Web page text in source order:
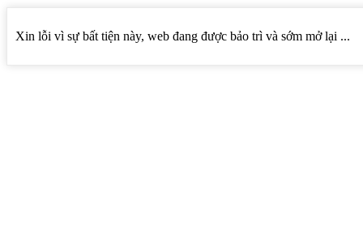
Xin lỗi vì sự bất tiện này, web đang được bảo trì và sớm mở lại ...